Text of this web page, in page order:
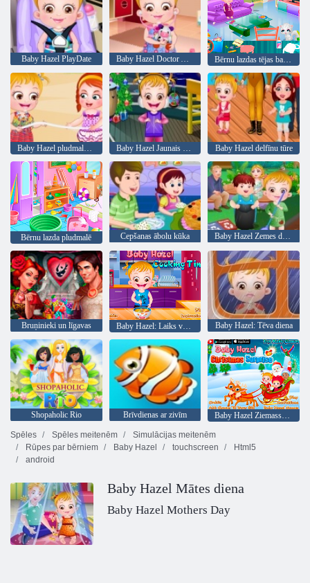
Baby Hazel PlayDate Baby Hazel Doctor Atskaņot Bērnu lazdas tējas ballīte
Baby Hazel pludmales ballīte Baby Hazel Jaunais gads Bash Baby Hazel delfīnu tūre
Bērnu lazda pludmalē Cepšanas ābolu kūka Baby Hazel Zemes diena
Bruņinieki un līgavas Baby Hazel: Laiks vakariņām Baby Hazel: Tēva diena
Shopaholic Rio Brīvdienas ar zivīm
Baby Hazel Ziemassvētku pārsteigums
Spēles
Spēles meitenēm
Simulācijas meitenēm
Rūpes par bērniem
Baby Hazel touchscreen
Html5
android
Baby Hazel Mātes diena
Baby Hazel Mothers Day